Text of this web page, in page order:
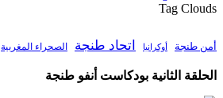
Tag Clouds
أمن طنجة أوكرانيا اتحاد طنجة الصحراء المغربية
الحلقة الثانية بودكاست أنفو طنجة